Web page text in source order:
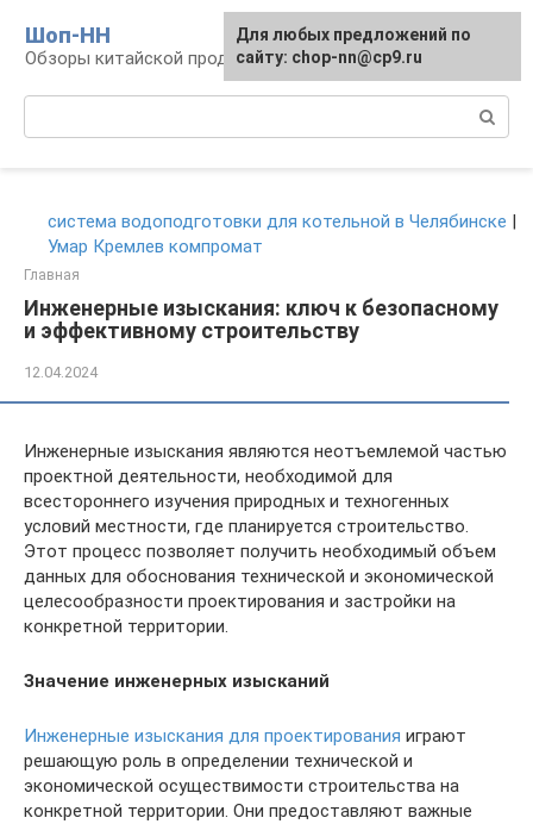
контенту
Шоп-HH
Обзоры китайской продукции Huawei и Honor
система водоподготовки для котельной в Челябинске |
Умар Кремлев компромат
Главная
Инженерные изыскания: ключ к безопасному
и эффективному строительству
12.04.2024
Инженерные изыскания являются неотъемлемой частью
проектной деятельности, необходимой для
всестороннего изучения природных и техногенных
условий местности, где планируется строительство.
Этот процесс позволяет получить необходимый объем
данных для обоснования технической и экономической
целесообразности проектирования и застройки на
конкретной территории.
Значение инженерных изысканий
Инженерные изыскания для проектирования играют
решающую роль в определении технической и
экономической осуществимости строительства на
конкретной территории. Они предоставляют важные
Для любых предложений по
сайту: chop-nn@cp9.ru